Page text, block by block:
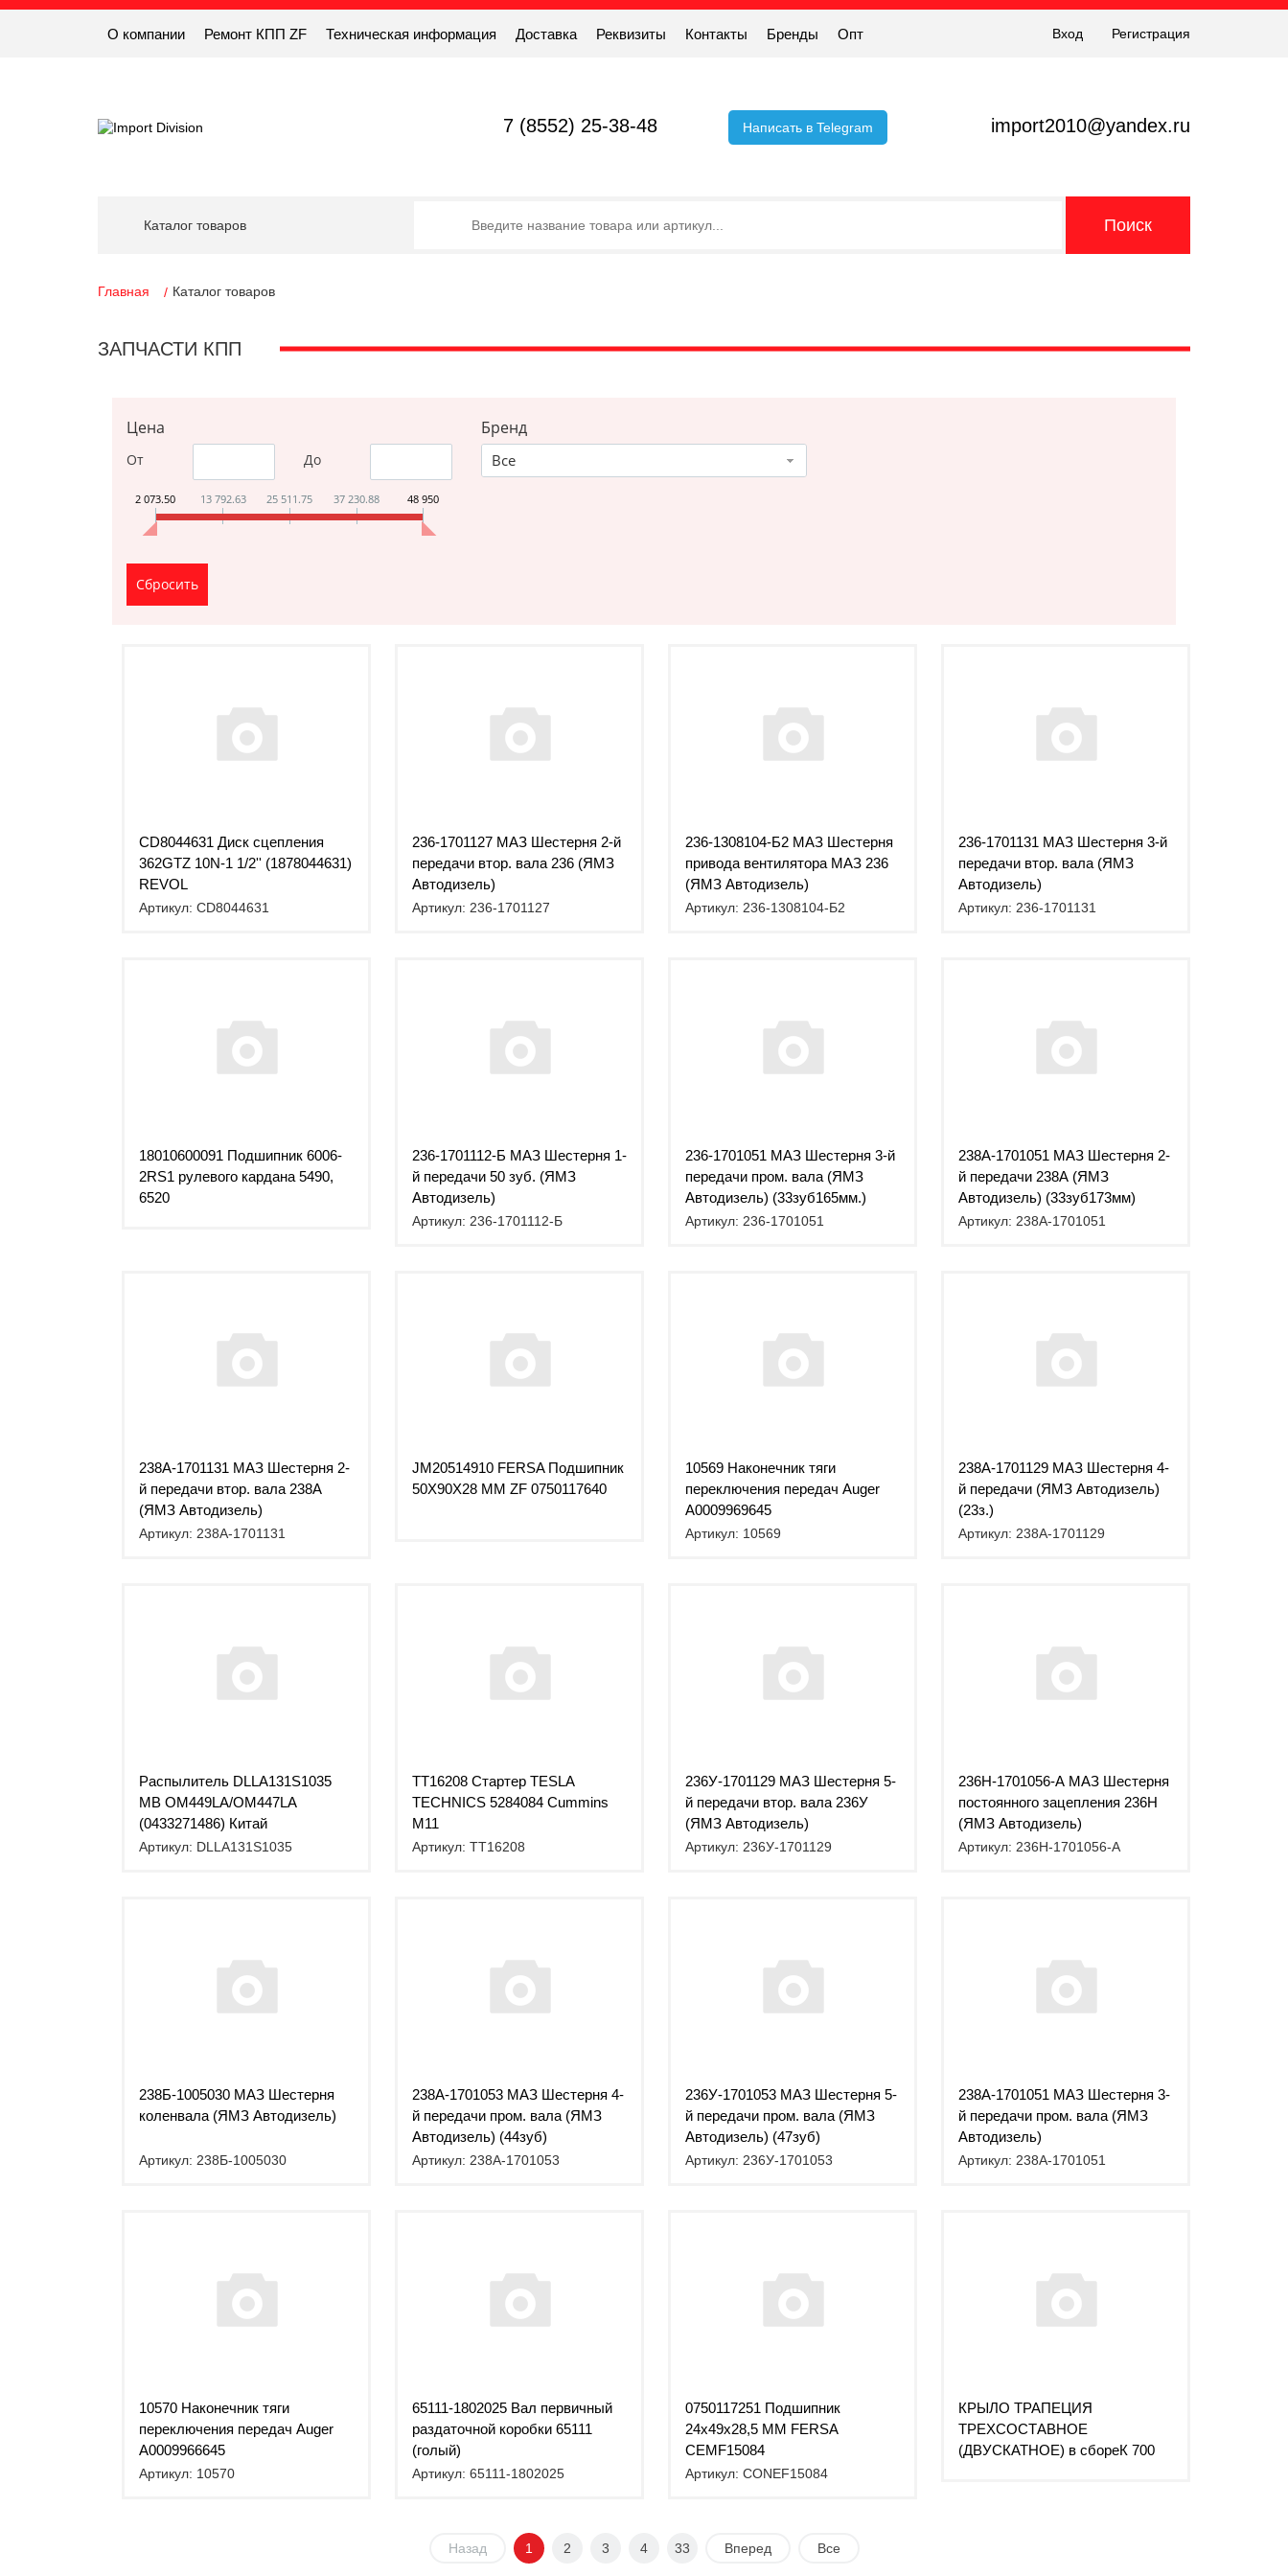
О компании Ремонт КПП ZF Техническая информация Доставка Реквизиты Контакты Бренды Опт Вход Регистрация
7 (8552) 25-38-48 Написать в Telegram import2010@yandex.ru
Каталог товаров
Главная Каталог товаров
ЗАПЧАСТИ КПП
Цена
От До
2 073.50 13 792.63 25 511.75 37 230.88 48 950
Бренд
Все
CD8044631 Диск сцепления
362GTZ 10N-1 1/2'' (1878044631)
REVOL
Артикул: CD8044631
236-1701127 МАЗ Шестерня 2-й
передачи втор. вала 236 (ЯМЗ
Автодизель)
Артикул: 236-1701127
236-1308104-Б2 МАЗ Шестерня
привода вентилятора МАЗ 236
(ЯМЗ Автодизель)
Артикул: 236-1308104-Б2
236-1701131 МАЗ Шестерня 3-й
передачи втор. вала (ЯМЗ
Автодизель)
Артикул: 236-1701131
18010600091 Подшипник 6006-
2RS1 рулевого кардана 5490,
6520
236-1701112-Б МАЗ Шестерня 1-
й передачи 50 зуб. (ЯМЗ
Автодизель)
Артикул: 236-1701112-Б
236-1701051 МАЗ Шестерня 3-й
передачи пром. вала (ЯМЗ
Автодизель) (33зуб165мм.)
Артикул: 236-1701051
238А-1701051 МАЗ Шестерня 2-
й передачи 238А (ЯМЗ
Автодизель) (33зуб173мм)
Артикул: 238А-1701051
238А-1701131 МАЗ Шестерня 2-
й передачи втор. вала 238А
(ЯМЗ Автодизель)
Артикул: 238А-1701131
JM20514910 FERSA Подшипник
50X90X28 MM ZF 0750117640
10569 Наконечник тяги
переключения передач Auger
A0009969645
Артикул: 10569
238А-1701129 МАЗ Шестерня 4-
й передачи (ЯМЗ Автодизель)
(23з.)
Артикул: 238А-1701129
Распылитель DLLA131S1035
MB OM449LA/OM447LA
(0433271486) Китай
Артикул: DLLA131S1035
TT16208 Стартер TESLA
TECHNICS 5284084 Cummins
M11
Артикул: TT16208
236У-1701129 МАЗ Шестерня 5-
й передачи втор. вала 236У
(ЯМЗ Автодизель)
Артикул: 236У-1701129
236Н-1701056-А МАЗ Шестерня
постоянного зацепления 236Н
(ЯМЗ Автодизель)
Артикул: 236Н-1701056-А
238Б-1005030 МАЗ Шестерня
коленвала (ЯМЗ Автодизель)
Артикул: 238Б-1005030
238А-1701053 МАЗ Шестерня 4-
й передачи пром. вала (ЯМЗ
Автодизель) (44зуб)
Артикул: 238А-1701053
236У-1701053 МАЗ Шестерня 5-
й передачи пром. вала (ЯМЗ
Автодизель) (47зуб)
Артикул: 236У-1701053
238А-1701051 МАЗ Шестерня 3-
й передачи пром. вала (ЯМЗ
Автодизель)
Артикул: 238А-1701051
10570 Наконечник тяги
переключения передач Auger
A0009966645
Артикул: 10570
65111-1802025 Вал первичный
раздаточной коробки 65111
(голый)
Артикул: 65111-1802025
0750117251 Подшипник
24x49x28,5 MM FERSA
CEMF15084
Артикул: CONEF15084
КРЫЛО ТРАПЕЦИЯ
ТРЕХСОСТАВНОЕ
(ДВУСКАТНОЕ) в сбореК 700
Назад 1 2 3 4 33 Вперед Все